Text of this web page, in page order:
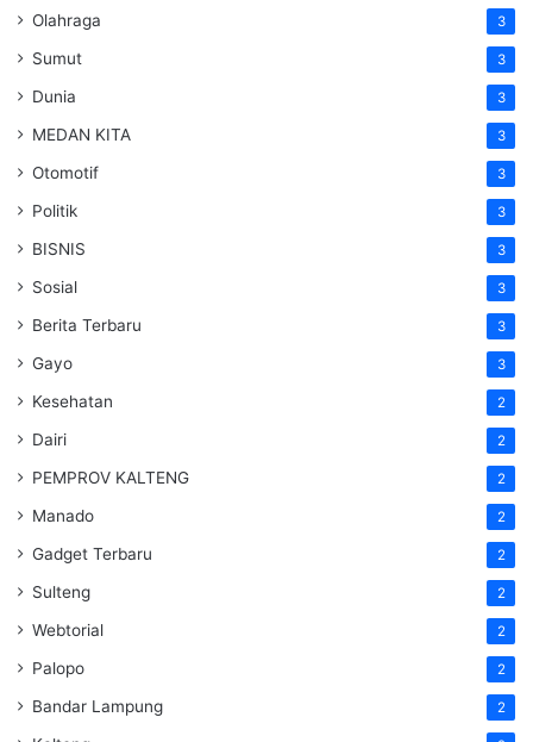
Olahraga 3
Sumut 3
Dunia 3
MEDAN KITA 3
Otomotif 3
Politik 3
BISNIS 3
Sosial 3
Berita Terbaru 3
Gayo 3
Kesehatan 2
Dairi 2
PEMPROV KALTENG 2
Manado 2
Gadget Terbaru 2
Sulteng 2
Webtorial 2
Palopo 2
Bandar Lampung 2